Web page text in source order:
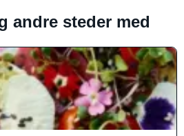
andre steder med